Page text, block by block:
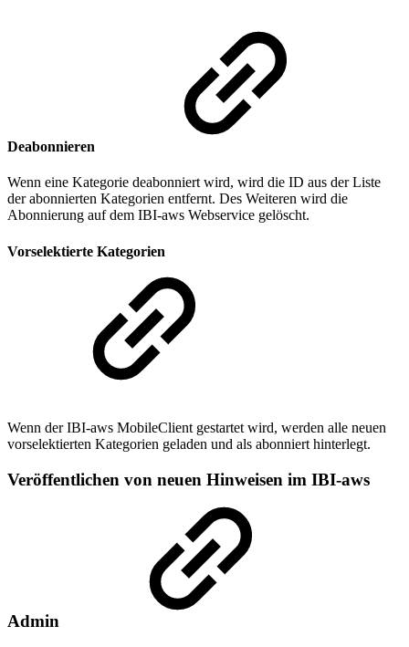
Deabonnieren
Wenn eine Kategorie deabonniert wird, wird die ID aus der Liste
der abonnierten Kategorien entfernt. Des Weiteren wird die
Abonnierung auf dem IBI-aws Webservice gelöscht.
Vorselektierte Kategorien
Wenn der IBI-aws MobileClient gestartet wird, werden alle neuen
vorselektierten Kategorien geladen und als abonniert hinterlegt.
Veröffentlichen von neuen Hinweisen im IBI-aws
Admin